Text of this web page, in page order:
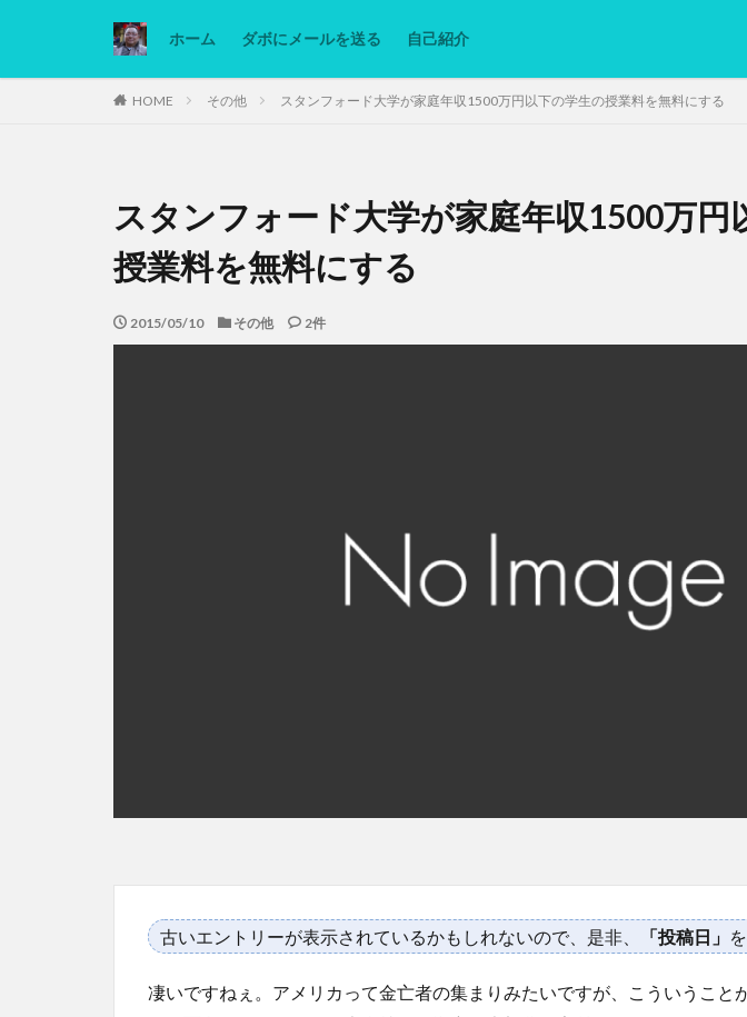
ホーム ダボにメールを送る 自己紹介
HOME その他 スタンフォード大学が家庭年収1500万円以下の学生の授業料を無料にする
スタンフォード大学が家庭年収1500万円
授業料を無料にする
2015/05/10 その他 2件
古いエントリーが表示されているかもしれないので、是非、 「投稿日」
凄いですねぇ。アメリカって金亡者の集まりみたいですが、こういうこと
カテゴリー
Ninjatrader PC グリグリ画像 マレーシア
低糖質ダイエット